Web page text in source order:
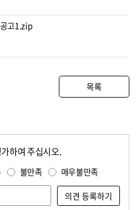
고1.zip
목록
하여 주십시오.
불만족 매우불만족